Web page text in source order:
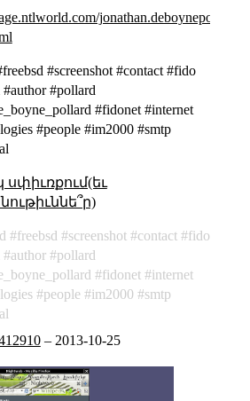
jonathan.deboynepollard/
#screenshot #contact #fido
#pollard
#fidonet #internet
#people #im2000 #smtp
սփիւռքում(եւ
freebsd screenshot contact
fido
author
pollard
fidonet
internet
people im2000
smtp
– 2013-10-25